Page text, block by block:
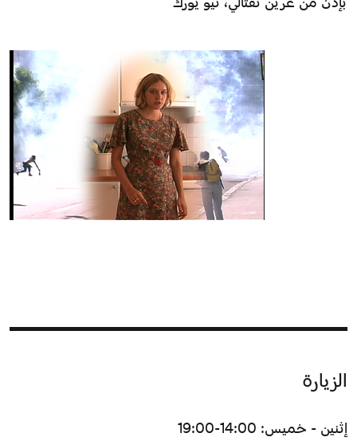
الزيارة
إثنين - خميس: 14:00-19:00